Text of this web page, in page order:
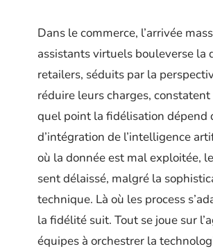
Dans le commerce, l’arrivée
assistants virtuels bouleverse la
retailers, séduits par la
réduire leurs charges, constatent
quel point la fidélisation dépend
d’intégration de l’intelligence
où la donnée est mal exploitée,
sent délaissé, malgré la
technique. Là où les process
la fidélité suit. Tout se joue sur
équipes à orchestrer la